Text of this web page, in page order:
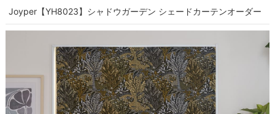
Joyper【YH8023】シャドウガーデン シェードカーテンオーダー